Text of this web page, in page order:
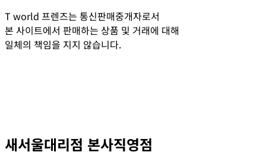
T world 프렌즈는 통신판매중개자로서
본 사이트에서 판매하는 상품 및 거래에 대해
일체의 책임을 지지 않습니다.
새서울대리점 본사직영점